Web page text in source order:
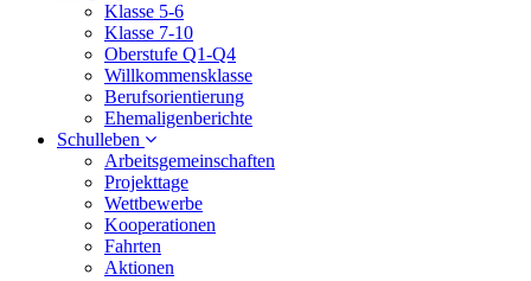
Klasse 5-6
Klasse 7-10
Oberstufe Q1-Q4
Willkommensklasse
Berufsorientierung
Ehemaligenberichte
Schulleben
Arbeitsgemeinschaften
Projekttage
Wettbewerbe
Kooperationen
Fahrten
Aktionen